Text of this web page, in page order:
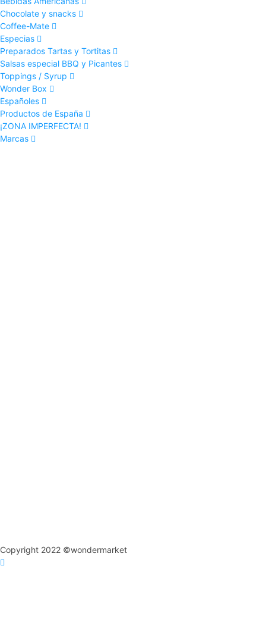
Chocolate y snacks
Coffee-Mate
Especias
Preparados Tartas y Tortitas
Salsas especial BBQ y Picantes
Toppings / Syrup
Wonder Box
Españoles
Productos de España
¡ZONA IMPERFECTA!
Marcas
Copyright 2022 ©wondermarket